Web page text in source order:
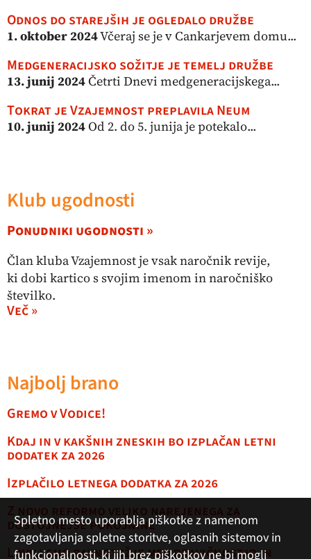
Odnos do starejših je ogledalo družbe
1. oktober 2024Včeraj se je v Cankarjevem domu...
Medgeneracijsko sožitje je temelj družbe
13. junij 2024Četrti Dnevi medgeneracijskega...
Tokrat je Vzajemnost preplavila Neum
10. junij 2024Od 2. do 5. junija je potekalo...
Klub ugodnosti
Ponudniki ugodnosti »
Član kluba Vzajemnost je vsak naročnik revije,
ki dobi kartico s svojim imenom in naročniško
številko.
Več »
Najbolj brano
Gremo v Vodice!
Kdaj in v kakšnih zneskih bo izplačan letni
dodatek za 2026
Izplačilo letnega dodatka za 2026
Z novo reformo veliko narejenega za
dostojnejše pokojnine
Lovili smo ravnotežje med pravičnostjo in
Spletno mesto uporablja piškotke z namenom
zagotavljanja spletne storitve, oglasnih sistemov in
funkcionalnosti, ki jih brez piškotkov ne bi mogli